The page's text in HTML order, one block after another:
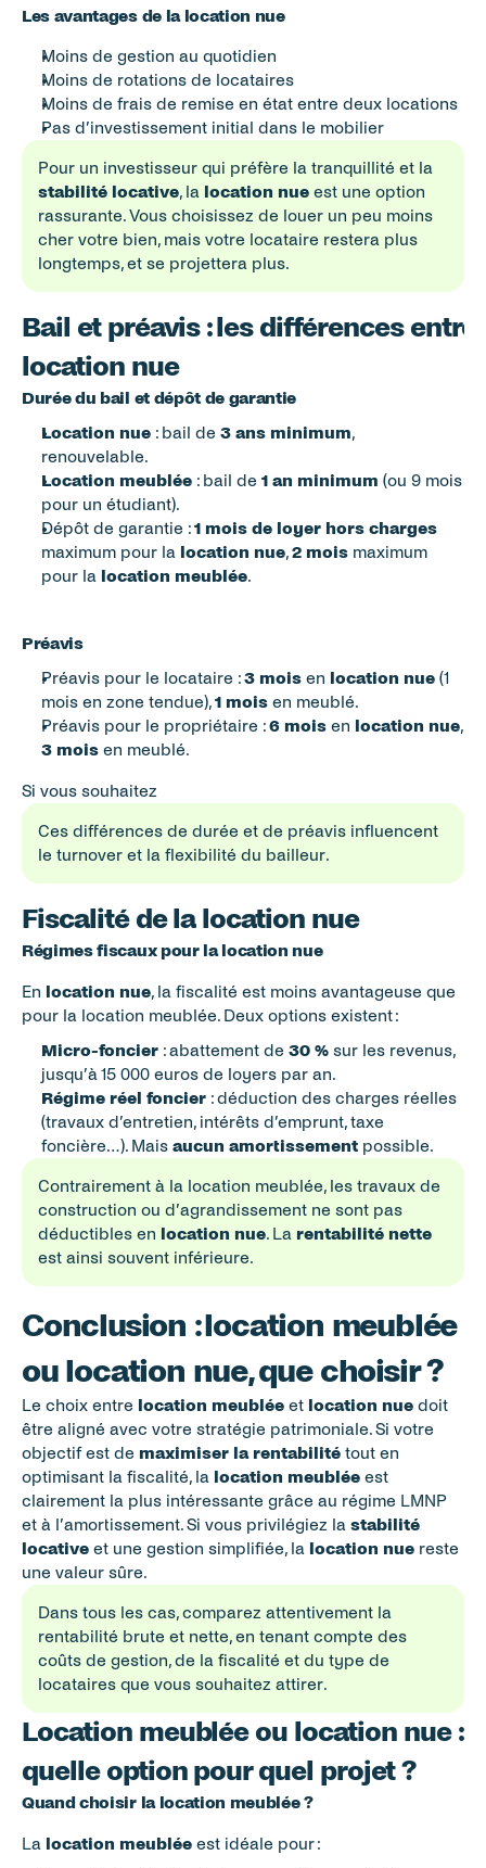
Les avantages de la location nue
Moins de gestion au quotidien
Moins de rotations de locataires
Moins de frais de remise en état entre deux locations
Pas d’investissement initial dans le mobilier
stabilité locative, la location nue est une option
rassurante. Vous choisissez de louer un peu moins
cher votre bien, mais votre locataire restera plus
longtemps, et se projettera plus.
Bail et préavis : les différences entre
location nue
Durée du bail et dépôt de garantie
Location nue : bail de 3 ans minimum,
renouvelable.
Location meublée : bail de 1 an minimum (ou 9 mois
pour un étudiant).
Dépôt de garantie : 1 mois de loyer hors charges
maximum pour la location nue, 2 mois maximum
pour la location meublée.
Préavis
Préavis pour le locataire : 3 mois en location nue (1
mois en zone tendue), 1 mois en meublé.
Préavis pour le propriétaire : 6 mois en location nue,
3 mois en meublé.
Si vous souhaitez
Ces différences de durée et de préavis influencent
le turnover et la flexibilité du bailleur.
Fiscalité de la location nue
Régimes fiscaux pour la location nue
En location nue, la fiscalité est moins avantageuse que
pour la location meublée. Deux options existent :
Micro-foncier : abattement de 30 % sur les revenus,
jusqu’à 15 000 euros de loyers par an.
Régime réel foncier : déduction des charges réelles
(travaux d’entretien, intérêts d’emprunt, taxe
foncière…). Mais aucun amortissement possible.
Contrairement à la location meublée, les travaux de
construction ou d’agrandissement ne sont pas
déductibles en location nue. La rentabilité nette
est ainsi souvent inférieure.
Location meublée ou location nue :
quelle option pour quel projet ?
Quand choisir la location meublée ?
La location meublée est idéale pour :
Conclusion : location meublée
ou location nue, que choisir ?
Le choix entre location meublée et location nue doit
être aligné avec votre stratégie patrimoniale. Si votre
objectif est de maximiser la rentabilité tout en
optimisant la fiscalité, la location meublée est
clairement la plus intéressante grâce au régime LMNP
et à l’amortissement. Si vous privilégiez la stabilité
locative et une gestion simplifiée, la location nue reste
une valeur sûre.
Dans tous les cas, comparez attentivement la
rentabilité brute et nette, en tenant compte des
coûts de gestion, de la fiscalité et du type de
locataires que vous souhaitez attirer.